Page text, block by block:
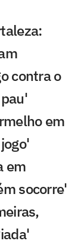
contra o
em
em
socorre'